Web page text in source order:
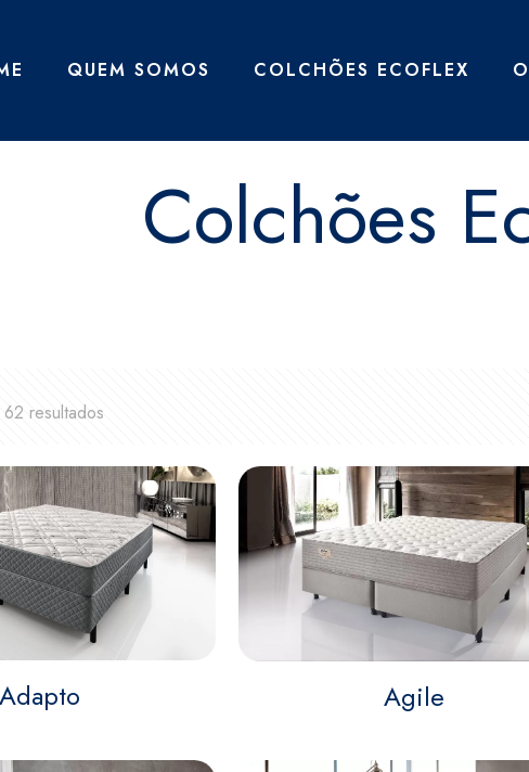
QUEM SOMOS COLCHÕES ECOFLEX
Colchões
resultados
Adapto Agile